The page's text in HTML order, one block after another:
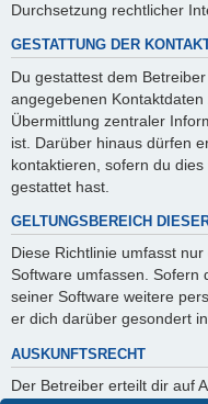
Durchsetzung rechtlicher
GESTATTUNG DER
Du gestattest dem
angegebenen
Übermittlung zentraler
ist. Darüber hinaus dürfen
kontaktieren, sofern du
gestattet hast.
GELTUNGSBEREICH
Diese Richtlinie umfasst
Software umfassen. Sofern
seiner Software weitere
er dich darüber gesondert
AUSKUNFTSRECHT
Der Betreiber erteilt dir auf